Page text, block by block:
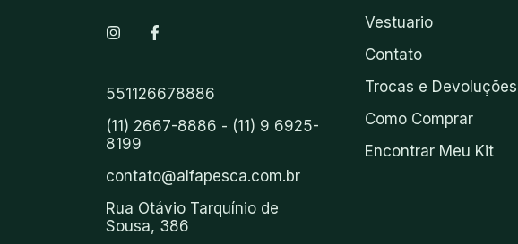
551126678886
(11) 2667-8886 - (11) 9 6925-
8199
contato@alfapesca.com.br
Rua Otávio Tarquínio de
Sousa, 386
Vestuario
Contato
Trocas e Devoluções
Como Comprar
Encontrar Meu Kit